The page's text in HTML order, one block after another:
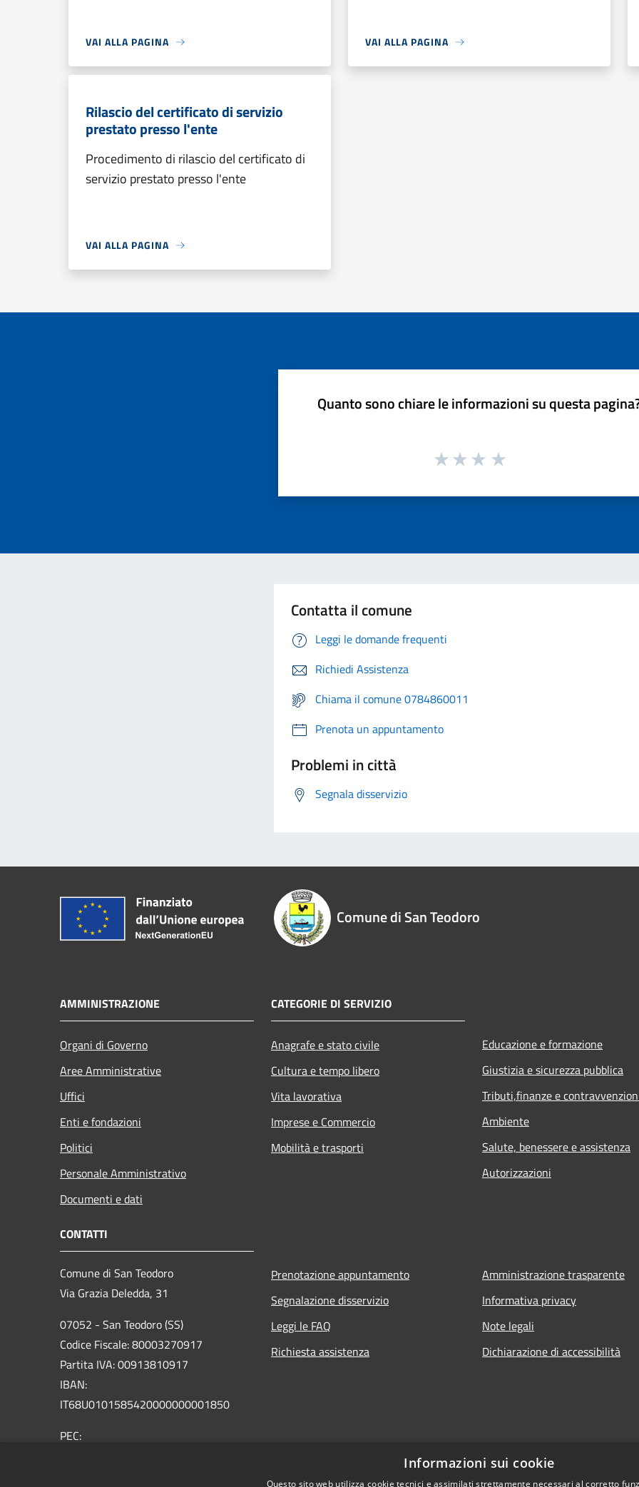
VAI ALLA PAGINA VAI ALLA PAGINA
Rilascio del certificato di servizio
prestato presso l'ente
Procedimento di rilascio del certificato di
servizio prestato presso l'ente
VAI ALLA PAGINA
Quanto sono chiare le informazioni su questa
Contatta il comune
Leggi le domande frequenti
Richiedi Assistenza
Chiama il comune 0784860011
Prenota un appuntamento
Problemi in città
Segnala disservizio
Comune di San Teodoro
AMMINISTRAZIONE
Organi di Governo
Aree Amministrative
Uffici
Enti e fondazioni
Politici
Personale Amministrativo
Documenti e dati
CATEGORIE DI SERVIZIO
Anagrafe e stato civile
Cultura e tempo libero
Vita lavorativa
Imprese e Commercio
Mobilità e trasporti
Educazione e formazione
Giustizia e sicurezza pubblica
Tributi,finanze e
Ambiente
Salute, benessere e assistenza
Autorizzazioni
CONTATTI
Comune di San Teodoro
Via Grazia Deledda, 31
07052 - San Teodoro (SS)
Codice Fiscale: 80003270917
Partita IVA: 00913810917
IBAN:
IT68U0101585420000000001850
PEC:
Prenotazione appuntamento
Segnalazione disservizio
Leggi le FAQ
Richiesta assistenza
Amministrazione trasparente
Informativa privacy
Note legali
Dichiarazione di accessibilità
Informazioni sui cookie
Questo sito web utilizza cookie tecnici e assimilati strettamente necessari al corretto